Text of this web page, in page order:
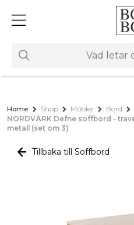
Home Shop Möbler Bord
NORDVÄRK Defne soffbord -
metall (set om 3)
Tillbaka till Soffbord